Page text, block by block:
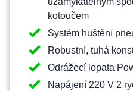
kotoučem
Systém huštění
Robustní, tuhá
Odrážecí lopata
Napájení 220 V 2